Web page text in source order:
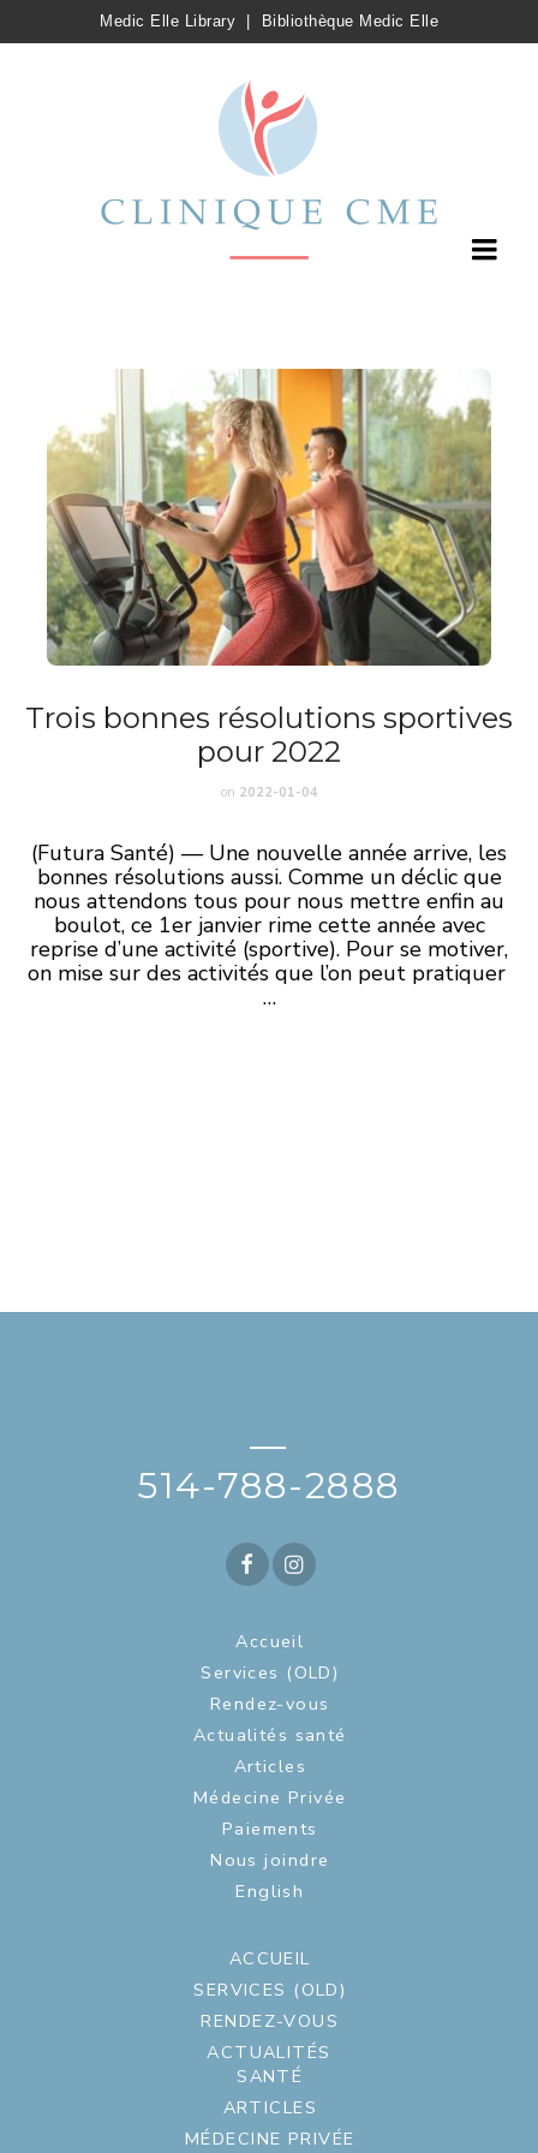
Medic Elle Library Bibliothèque Medic Elle
Trois bonnes résolutions sportives
pour 2022
on 2022-01-04
(Futura Santé) — Une nouvelle année arrive, les
bonnes résolutions aussi. Comme un déclic que
nous attendons tous pour nous mettre enfin au
boulot, ce 1er janvier rime cette année avec
reprise d’une activité (sportive). Pour se motiver,
on mise sur des activitésque l’on peut pratiquer
…
—
514-788-2888
Accueil
Services (OLD)
Rendez-vous
Actualités santé
Articles
Médecine Privée
Paiements
Nous joindre
English
ACCUEIL
SERVICES (OLD)
RENDEZ-VOUS
ACTUALITÉS
SANTÉ
ARTICLES
MÉDECINE PRIVÉE